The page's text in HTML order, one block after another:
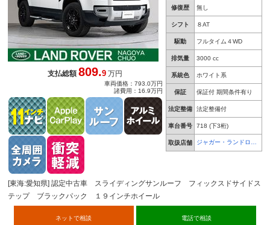
修復歴 無し
シフト ８AT
駆動 フルタイム４WD
排気量 3000 cc
系統色 ホワイト系
保証 保証付 期間条件有り
法定整備 法定整備付
車台番号 718 (下3桁)
取扱店舗
ジャガー・ランドロー
バー 名古屋中央
支払総額809.9 万円
車両価格：793.0万円
諸費用：16.9万円
[東海:愛知県] 認定中古車 スライディングサンルーフ フィックスドサイドス
テップ ブラックパック １９インチホイール
ネットで相談 電話で相談